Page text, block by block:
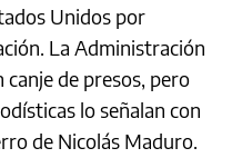
Unidos por
La Administración
de presos, pero
lo señalan con
de Nicolás Maduro.